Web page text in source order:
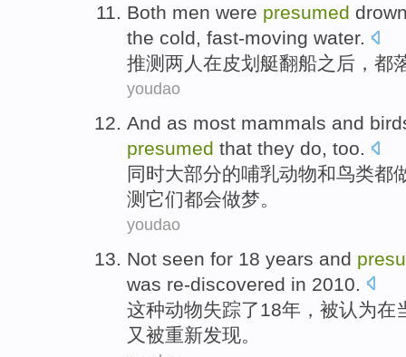
Both men were presumed
the cold, fast-moving water.
推测 两人 在皮划艇翻船之后 ，都
youdao
And as most mammals and
presumed that they do, too.
同时大部分的哺乳动物和鸟类都
测 它们都会做梦。
youdao
Not seen for 18 years and
was re-discovered in 2010.
这种动物失踪了 18年 ， 被认为在
又被重新发现。